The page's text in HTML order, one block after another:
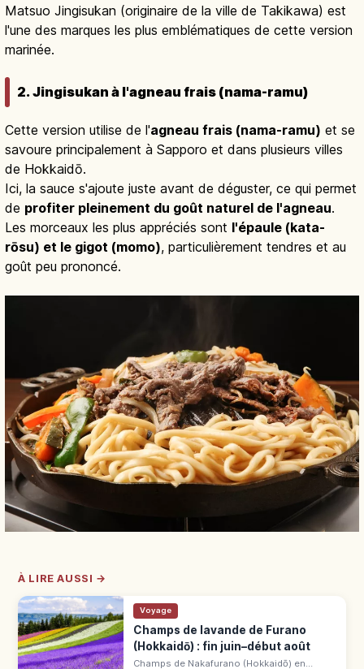
Matsuo Jingisukan (originaire de la ville de Takikawa) est
l'une des marques les plus emblématiques de cette version
marinée.
2. Jingisukan à l'agneau frais (nama-ramu)
Cette version utilise de l'agneau frais (nama-ramu) et se
savoure principalement à Sapporo et dans plusieurs villes
de Hokkaidō.
Ici, la sauce s'ajoute juste avant de déguster, ce qui permet
de profiter pleinement du goût naturel de l'agneau.
Les morceaux les plus appréciés sont l'épaule (kata-
rōsu) et le gigot (momo), particulièrement tendres et au
goût peu prononcé.
À LIRE AUSSI →
Voyage
Champs de lavande de Furano
(Hokkaidō) : fin juin–début août
Champs de Nakafurano (Hokkaidō) en